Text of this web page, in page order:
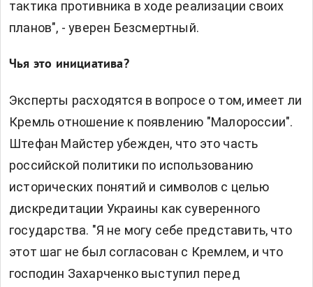
тактика противника в ходе реализации своих
планов", - уверен Безсмертный.
Чья это инициатива?
Эксперты расходятся в вопросе о том, имеет ли
Кремль отношение к появлению "Малороссии".
Штефан Майстер убежден, что это часть
российской политики по использованию
исторических понятий и символов с целью
дискредитации Украины как суверенного
государства. "Я не могу себе представить, что
этот шаг не был согласован с Кремлем, и что
господин Захарченко выступил перед